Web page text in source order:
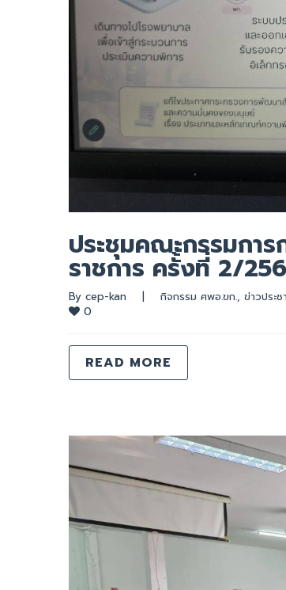
ประชุมคณะกรรมการ
ราชการ ครั้งที่ 2/
By cep-kan กิจกรรม ศพอ.ขก., ข่าวประ
0
READ MORE